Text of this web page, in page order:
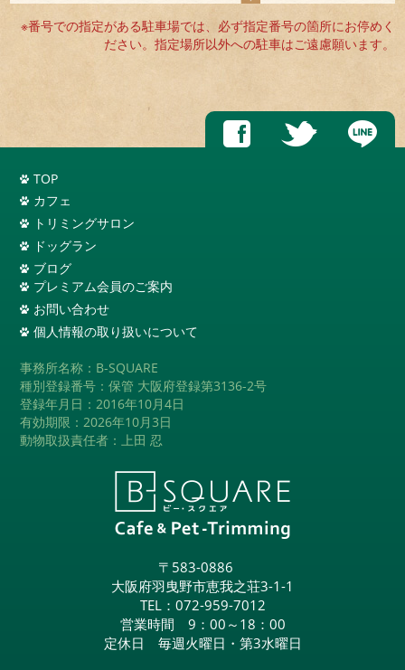
※番号での指定がある駐車場では、必ず指定番号の箇所にお停めく
ださい。指定場所以外への駐車はご遠慮願います。
TOP
カフェ
トリミングサロン
ドッグラン
ブログ
プレミアム会員のご案内
お問い合わせ
個人情報の取り扱いについて
事務所名称：B-SQUARE
種別登録番号：保管 大阪府登録第3136-2号
登録年月日：2016年10月4日
有効期限：2026年10月3日
動物取扱責任者：上田 忍
〒583-0886
大阪府羽曳野市恵我之荘3-1-1
TEL： 072-959-7012
営業時間 9：00～18：00
定休日 毎週火曜日・第3水曜日